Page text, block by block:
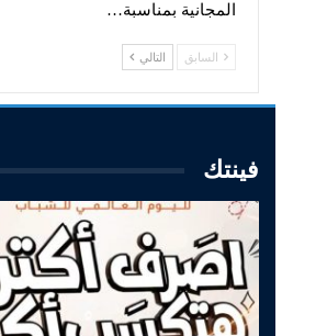
المجانية بمناسبة…
السابق التالي
فينتك